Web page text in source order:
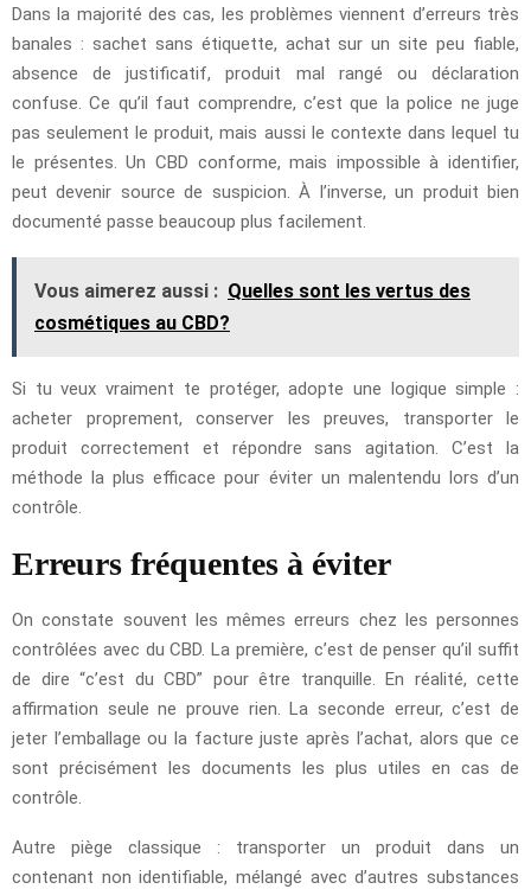
Dans la majorité des cas, les problèmes viennent d’erreurs très
banales : sachet sans étiquette, achat sur un site peu fiable,
absence de justificatif, produit mal rangé ou déclaration
confuse. Ce qu’il faut comprendre, c’est que la police ne juge
pas seulement le produit, mais aussi le contexte dans lequel tu
le présentes. Un CBD conforme, mais impossible à identifier,
peut devenir source de suspicion. À l’inverse, un produit bien
documenté passe beaucoup plus facilement.
Vous aimerez aussi : Quelles sont les vertus des
cosmétiques au CBD?
Si tu veux vraiment te protéger, adopte une logique simple :
acheter proprement, conserver les preuves, transporter le
produit correctement et répondre sans agitation. C’est la
méthode la plus efficace pour éviter un malentendu lors d’un
contrôle.
Erreurs fréquentes à éviter
On constate souvent les mêmes erreurs chez les personnes
contrôlées avec du CBD. La première, c’est de penser qu’il suffit
de dire “c’est du CBD” pour être tranquille. En réalité, cette
affirmation seule ne prouve rien. La seconde erreur, c’est de
jeter l’emballage ou la facture juste après l’achat, alors que ce
sont précisément les documents les plus utiles en cas de
contrôle.
Autre piège classique : transporter un produit dans un
contenant non identifiable, mélangé avec d’autres substances